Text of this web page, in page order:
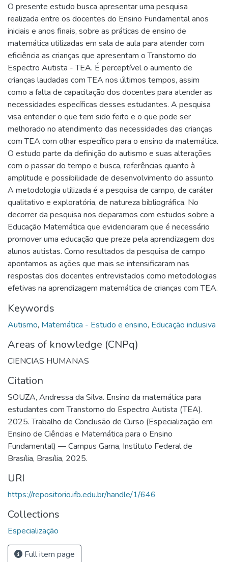
O presente estudo busca apresentar uma pesquisa
realizada entre os docentes do Ensino Fundamental anos
iniciais e anos finais, sobre as práticas de ensino de
matemática utilizadas em sala de aula para atender com
eficiência as crianças que apresentam o Transtorno do
Espectro Autista - TEA. É perceptível o aumento de
crianças laudadas com TEA nos últimos tempos, assim
como a falta de capacitação dos docentes para atender as
necessidades específicas desses estudantes. A pesquisa
visa entender o que tem sido feito e o que pode ser
melhorado no atendimento das necessidades das crianças
com TEA com olhar específico para o ensino da matemática.
O estudo parte da definição do autismo e suas alterações
com o passar do tempo e busca, referências quanto à
amplitude e possibilidade de desenvolvimento do assunto.
A metodologia utilizada é a pesquisa de campo, de caráter
qualitativo e exploratória, de natureza bibliográfica. No
decorrer da pesquisa nos deparamos com estudos sobre a
Educação Matemática que evidenciaram que é necessário
promover uma educação que preze pela aprendizagem dos
alunos autistas. Como resultados da pesquisa de campo
apontamos as ações que mais se intensificaram nas
respostas dos docentes entrevistados como metodologias
efetivas na aprendizagem matemática de crianças com TEA.
Keywords
Autismo, Matemática - Estudo e ensino, Educação inclusiva
Areas of knowledge (CNPq)
CIENCIAS HUMANAS
Citation
SOUZA, Andressa da Silva. Ensino da matemática para
estudantes com Transtorno do Espectro Autista (TEA).
2025. Trabalho de Conclusão de Curso (Especialização em
Ensino de Ciências e Matemática para o Ensino
Fundamental) — Campus Gama, Instituto Federal de
Brasília, Brasília, 2025.
URI
https://repositorio.ifb.edu.br/handle/1/646
Collections
Especialização
Full item page